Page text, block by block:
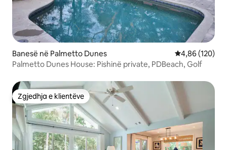
Banesë në Palmetto Dunes Vlerësimi
4,86 (120)
Palmetto Dunes House: Pishinë private, PDBeach, Golf
Zgjedhja e klientëve
Zgjedhja e klientëve